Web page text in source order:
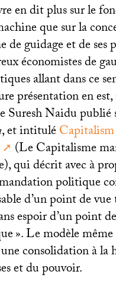
en dit plus sur le
que sur la
de guidage et de ses
économistes de
allant dans ce
présentation en
Suresh Naidu publié
, et intitulé
(Le Capitalisme
qui décrit avec à
politique
d’un point de
espoir d’un point
». Le modèle
consolidation à la
et du pouvoir.